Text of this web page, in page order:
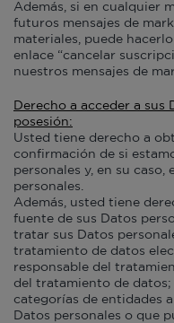
Además, si en cualquier
futuros mensajes de
materiales, puede
enlace “cancelar
nuestros mensajes de
Derecho a acceder a sus
posesión:
Usted tiene derecho a
confirmación de si
personales y, en su caso,
personales.
Además, usted tiene
fuente de sus Datos
tratar sus Datos
tratamiento de datos
responsable del
del tratamiento de
categorías de entidades
Datos personales o que